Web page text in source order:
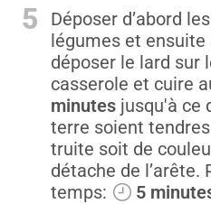
5
Déposer d’abord
légumes et
déposer le lard sur
casserole et cuire
minutes jusqu'à ce
terre soient
truite soit de
détache de l’arête.
temps:
5